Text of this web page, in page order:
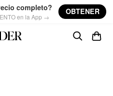
completo?
en la App →
OBTENER